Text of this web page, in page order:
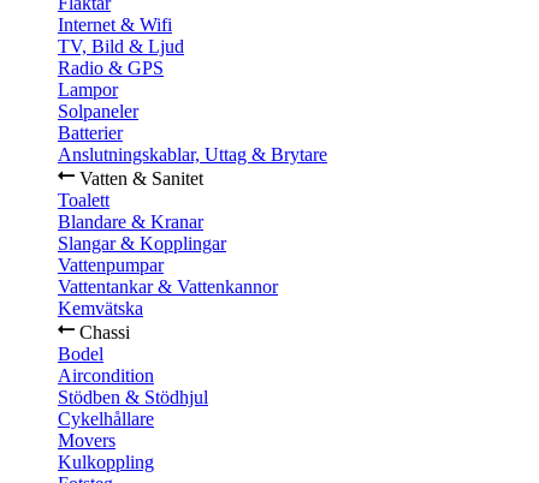
Internet & Wifi
TV, Bild & Ljud
Radio & GPS
Lampor
Solpaneler
Batterier
Anslutningskablar, Uttag & Brytare
Vatten & Sanitet
Toalett
Blandare & Kranar
Slangar & Kopplingar
Vattenpumpar
Vattentankar & Vattenkannor
Kemvätska
Chassi
Bodel
Aircondition
Stödben & Stödhjul
Cykelhållare
Movers
Kulkoppling